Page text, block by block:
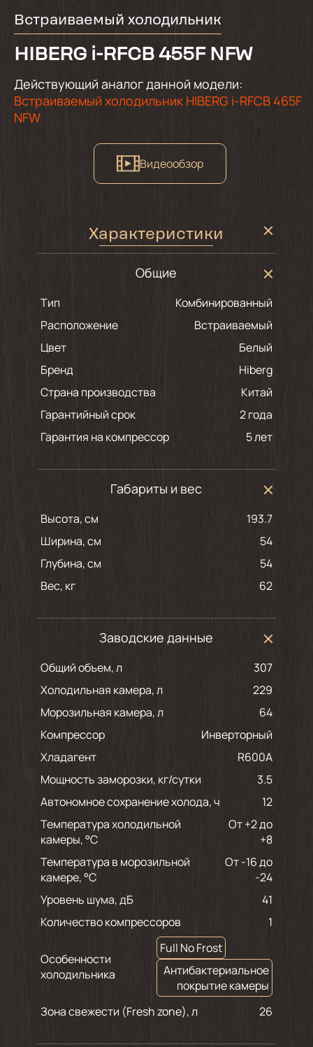
Встраиваемый холодильник
HIBERG i-RFCB 455F NFW
Действующий аналог данной модели:
Встраиваемый холодильник HIBERG i-RFCB 465F
NFW
Видеообзор
Характеристики
Общие
Тип
Комбинированный
Расположение
Встраиваемый
Цвет
белый
Бренд
Hiberg
Страна производства
Китай
Гарантийный срок
2 года
Гарантия на компрессор
5 лет
Габариты и вес
Высота, см
193.7
Ширина, см
54
Глубина, см
54
Вес, кг
62
Заводские данные
Общий объем, л
307
Холодильная камера, л
229
Морозильная камера, л
64
Компрессор
Инверторный
Хладагент
R600A
Мощность заморозки, кг/сутки
3.5
Автономное сохранение холода, ч
12
Температура холодильной
камеры, °С
От +2 до
+8
Температура в морозильной
камере, °С
От -16 до
-24
Уровень шума, дБ
41
Количество компрессоров
1
Особенности
холодильника
Full No Frost
Антибактериальное
покрытие камеры
Зона свежести (Fresh zone), л
26